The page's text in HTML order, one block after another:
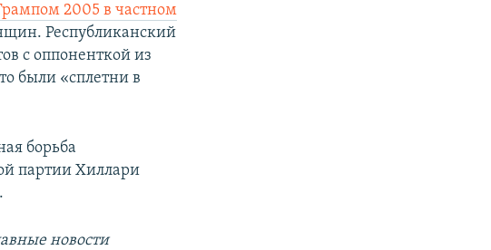
2005 в частном
Республиканский
с оппоненткой из
были «сплетни в
борьба
партии Хиллари
новости